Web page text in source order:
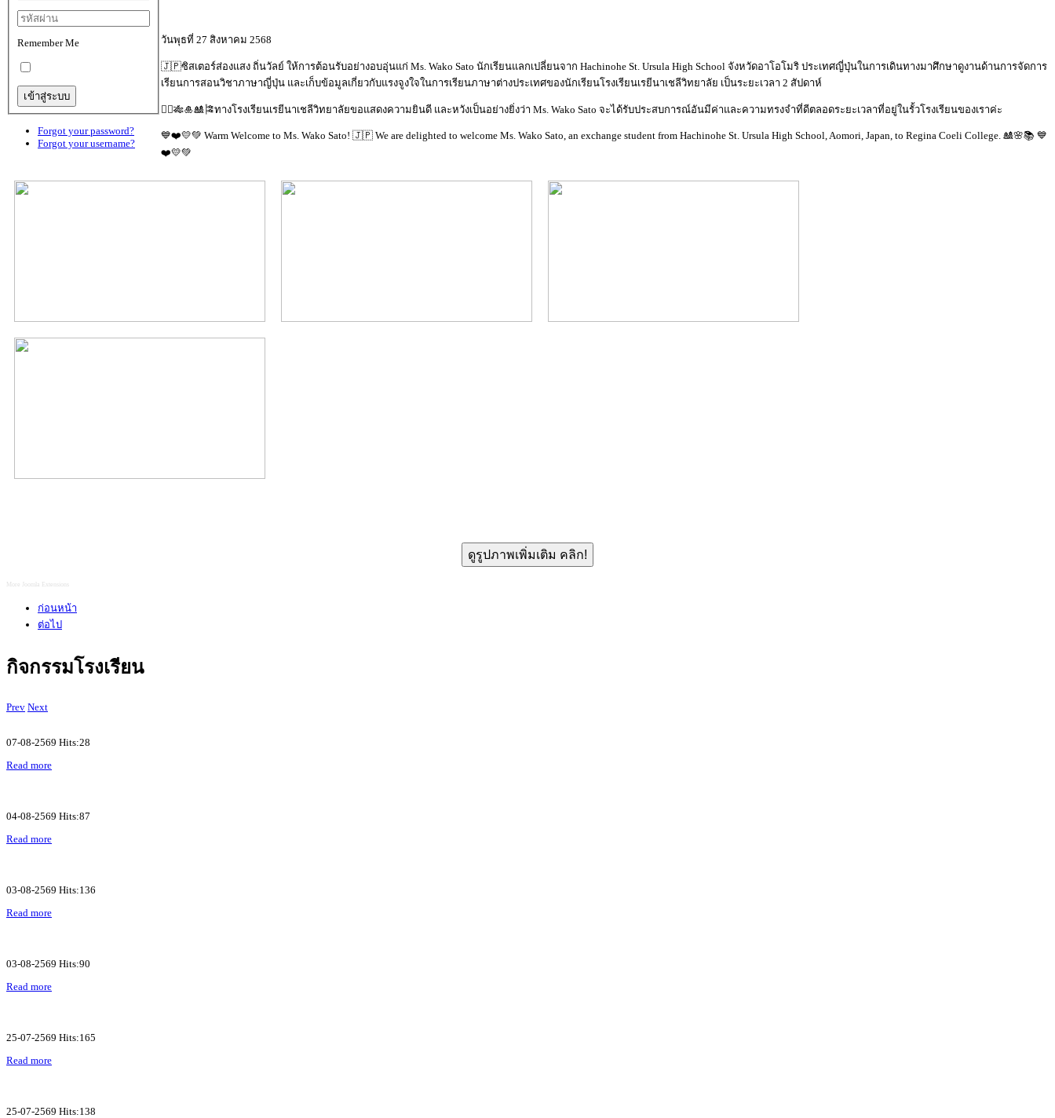
Remember Me
Forgot your password?
Forgot your username?
วันพุธที่ 27 สิงหาคม 2568
🇯🇵ซิสเตอร์ส่องแสง ถิ่นวัลย์ ให้การต้อนรับอย่างอบอุ่นแก่ Ms. Wako Sato นักเรียนแลกเปลี่ยนจาก Hachinohe St. Ursula High School จังหวัดอาโอโมริ ประเทศญี่ปุ่นในการเดินทางมาศึกษาดูงานด้านการจัดการ
เรียนการสอนวิชาภาษาญี่ปุ่น และเก็บข้อมูลเกี่ยวกับแรงจูงใจในการเรียนภาษาต่างประเทศของนักเรียนโรงเรียนเรยีนาเชลีวิทยาลัย เป็นระยะเวลา 2 สัปดาห์
🙋‍♀️🎋🎍🎎🎏ทางโรงเรียนเรยีนาเชลีวิทยาลัยขอแสดงความยินดี และหวังเป็นอย่างยิ่งว่า Ms. Wako Sato จะได้รับประสบการณ์อันมีค่าและความทรงจำที่ดีตลอดระยะเวลาที่อยู่ในรั้วโรงเรียนของเราค่ะ
💙❤️💛💚 Warm Welcome to Ms. Wako Sato! 🇯🇵 We are delighted to welcome Ms. Wako Sato, an exchange student from Hachinohe St. Ursula High School, Aomori, Japan, to Regina Coeli College. 🎎🌸📚 💙
❤️💛💚
ดูรูปภาพเพิ่มเติม คลิก!
More Joomla Extensions
ก่อนหน้า
ต่อไป
กิจกรรมโรงเรียน
Prev Next
07-08-2569 Hits:28
Read more
04-08-2569 Hits:87
Read more
03-08-2569 Hits:136
Read more
03-08-2569 Hits:90
Read more
25-07-2569 Hits:165
Read more
25-07-2569 Hits:138